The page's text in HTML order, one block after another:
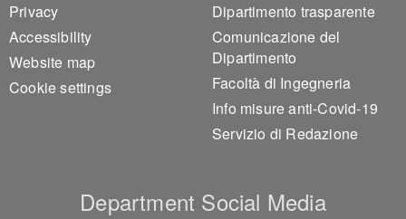
Privacy
Accessibility
Website map
Cookie settings
Dipartimento trasparente
Comunicazione del
Dipartimento
Facoltà di Ingegneria
Info misure anti-Covid-19
Servizio di Redazione
Department Social Media